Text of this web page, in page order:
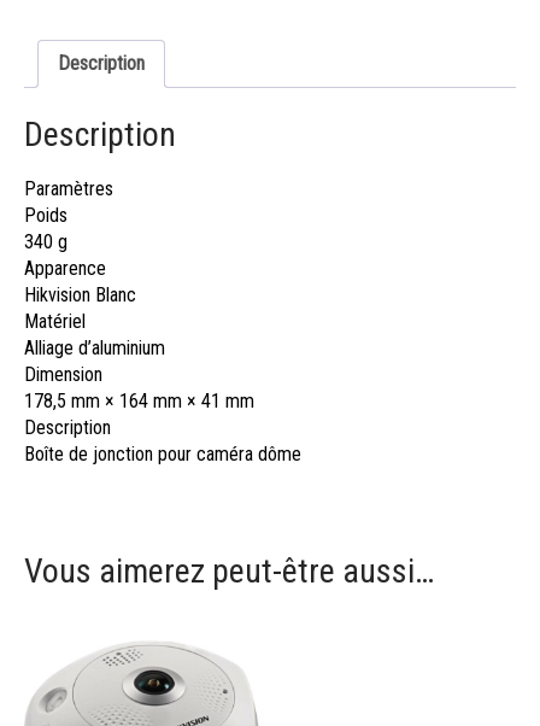
Description
Description
Paramètres
Poids
340 g
Apparence
Hikvision Blanc
Matériel
Alliage d’aluminium
Dimension
178,5 mm × 164 mm × 41 mm
Description
Boîte de jonction pour caméra dôme
Vous aimerez peut-être aussi…